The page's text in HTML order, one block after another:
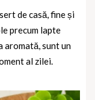
de casă, fine și
precum lapte
aromată, sunt un
al zilei.